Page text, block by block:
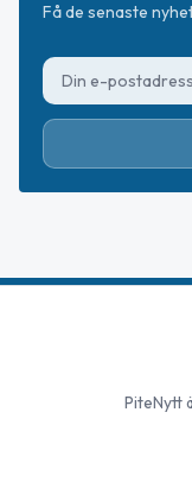
Få de senaste
PiteNytt